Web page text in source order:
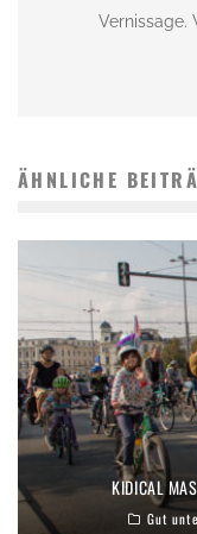
Vernissage.
ÄHNLICHE
KIDICAL
Gut